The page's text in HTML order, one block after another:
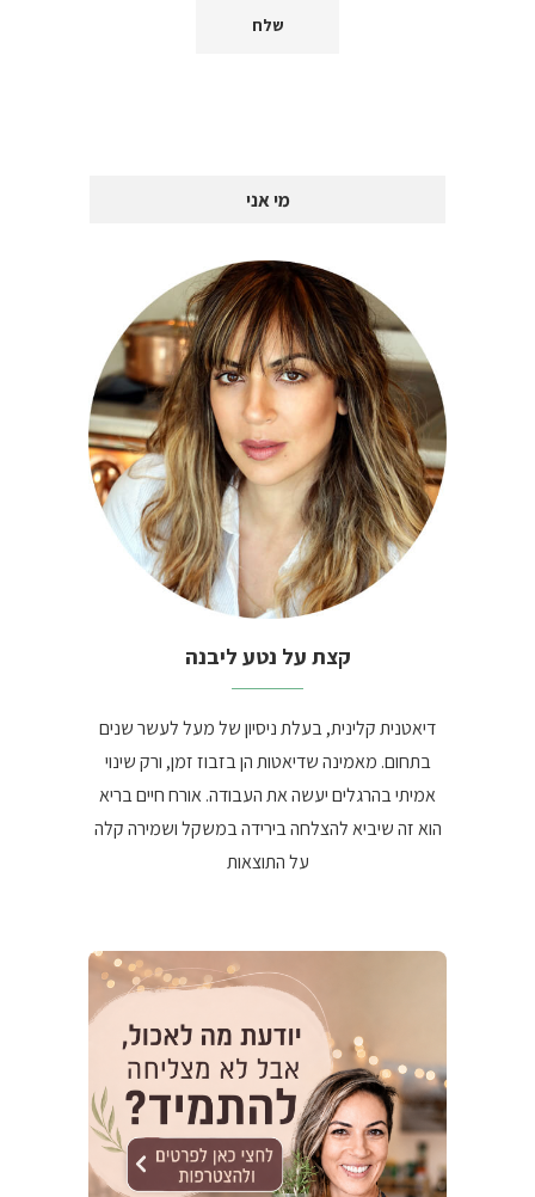
מי אני
קצת על נטע ליבנה
דיאטנית קלינית, בעלת ניסיון של מעל לעשר שנים
בתחום. מאמינה שדיאטות הן בזבוז זמן, ורק שינוי
אמיתי בהרגלים יעשה את העבודה. אורח חיים בריא
הוא זה שיביא להצלחה בירידה במשקל ושמירה קלה
על התוצאות